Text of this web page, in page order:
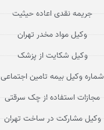
جریمه نقدی اعاده حیثیت
وکیل مواد مخدر تهران
وکیل شکایت از پزشک
شماره وکیل بیمه تامین اجتماعی
مجازات استفاده از چک سرقتی
وکیل مشارکت در ساخت تهران